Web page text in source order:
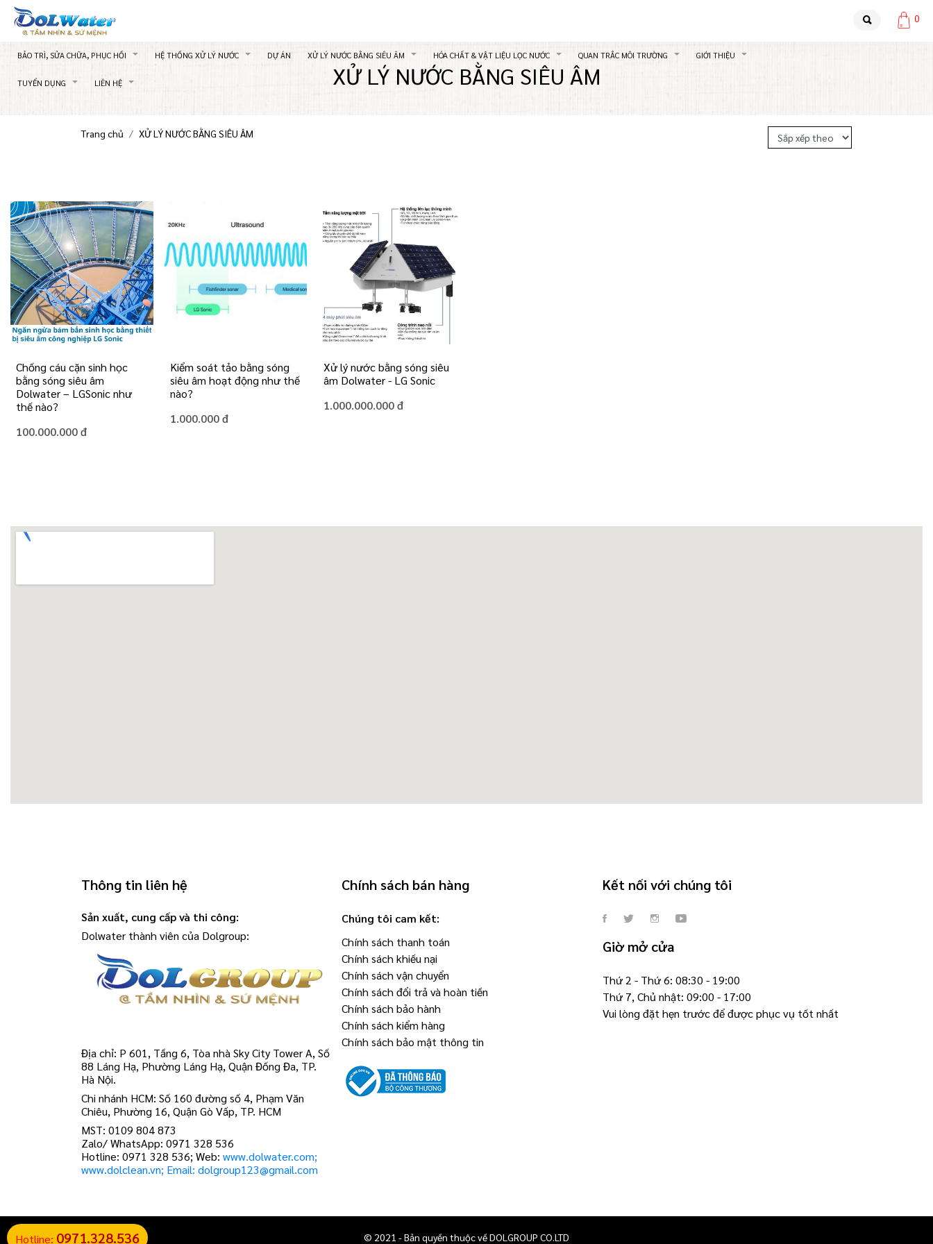
BẢO TRÌ, SỬA CHỮA, PHỤC HỒI HỆ THỐNG XỬ LÝ NƯỚC DỰ ÁN XỬ LÝ NƯỚC BẰNG SIÊU ÂM HÓA CHẤT & VẬT LIỆU LỌC NƯỚC QUAN TRẮC MÔI TRƯỜNG GIỚI THIỆU
TUYỂN DỤNG LIÊN HỆ
0
XỬ LÝ NƯỚC BẰNG SIÊU ÂM
Trang chủ XỬ LÝ NƯỚC BẰNG SIÊU ÂM
Chống cáu cặn sinh học
bằng sóng siêu âm
Dolwater – LGSonic như
thế nào?
100.000.000 đ
Kiểm soát tảo bằng sóng
siêu âm hoạt động như thế
nào?
1.000.000 đ
Xử lý nước bằng sóng siêu
âm Dolwater - LG Sonic
1.000.000.000 đ
Thông tin liên hệ
Sản xuất, cung cấp và thi công:
Dolwater thành viên của Dolgroup:
Địa chỉ: P 601, Tầng 6, Tòa nhà Sky City Tower A, Số
88 Láng Hạ, Phường Láng Hạ, Quận Đống Đa, TP.
Hà Nội.
Chi nhánh HCM: Số 160 đường số 4, Phạm Văn
Chiêu, Phường 16, Quận Gò Vấp, TP. HCM
MST: 0109 804 873
Zalo/ WhatsApp: 0971 328 536
Hotline: 0971 328 536; Web: www.dolwater.com;
www.dolclean.vn; Email: dolgroup123@gmail.com
Chính sách bán hàng
Chúng tôi cam kết:
Chính sách thanh toán
Chính sách khiếu nại
Chính sách vận chuyển
Chính sách đổi trả và hoàn tiền
Chính sách bảo hành
Chính sách kiểm hàng
Chính sách bảo mật thông tin
Kết nối với chúng tôi
Giờ mở cửa
Thứ 2 - Thứ 6: 08:30 - 19:00
Thứ 7, Chủ nhật: 09:00 - 17:00
Vui lòng đặt hẹn trước để được phục vụ tốt nhất
© 2021 - Bản quyền thuộc về DOLGROUP CO.LTD
Hotline: 0971.328.536